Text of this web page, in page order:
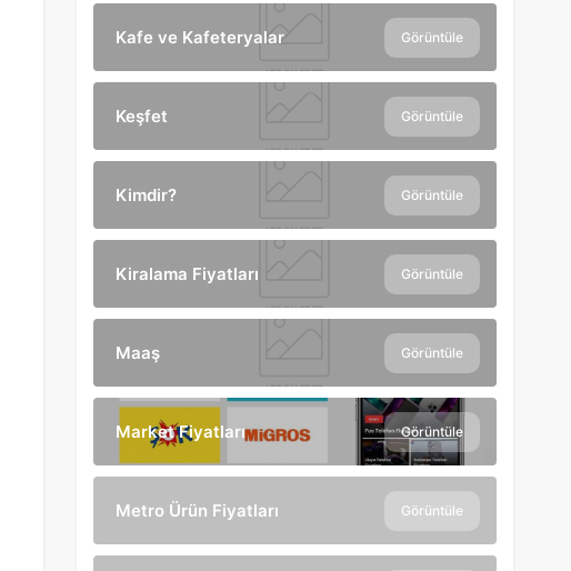
Kafe ve Kafeteryalar Görüntüle
Keşfet Görüntüle
Kimdir? Görüntüle
Kiralama Fiyatları Görüntüle
Maaş Görüntüle
Market Fiyatları Görüntüle
Metro Ürün Fiyatları Görüntüle